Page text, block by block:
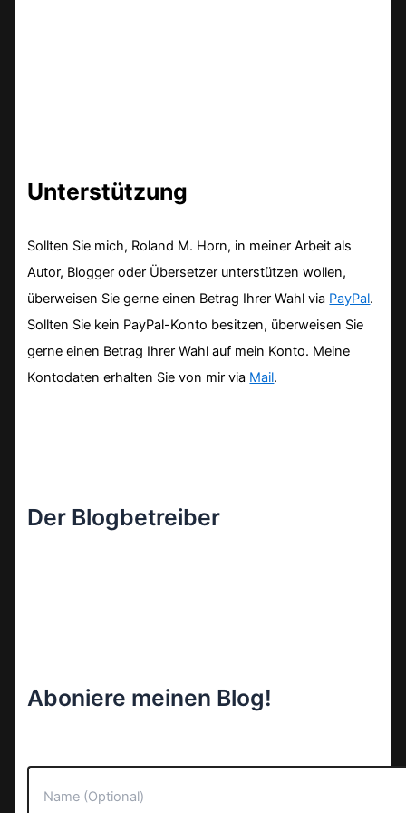
Unterstützung
Sollten Sie mich, Roland M. Horn, in meiner Arbeit als
Autor, Blogger oder Übersetzer unterstützen wollen,
überweisen Sie gerne einen Betrag Ihrer Wahl via PayPal.
Sollten Sie kein PayPal-Konto besitzen, überweisen Sie
gerne einen Betrag Ihrer Wahl auf mein Konto. Meine
Kontodaten erhalten Sie von mir via Mail.
Der Blogbetreiber
Aboniere meinen Blog!